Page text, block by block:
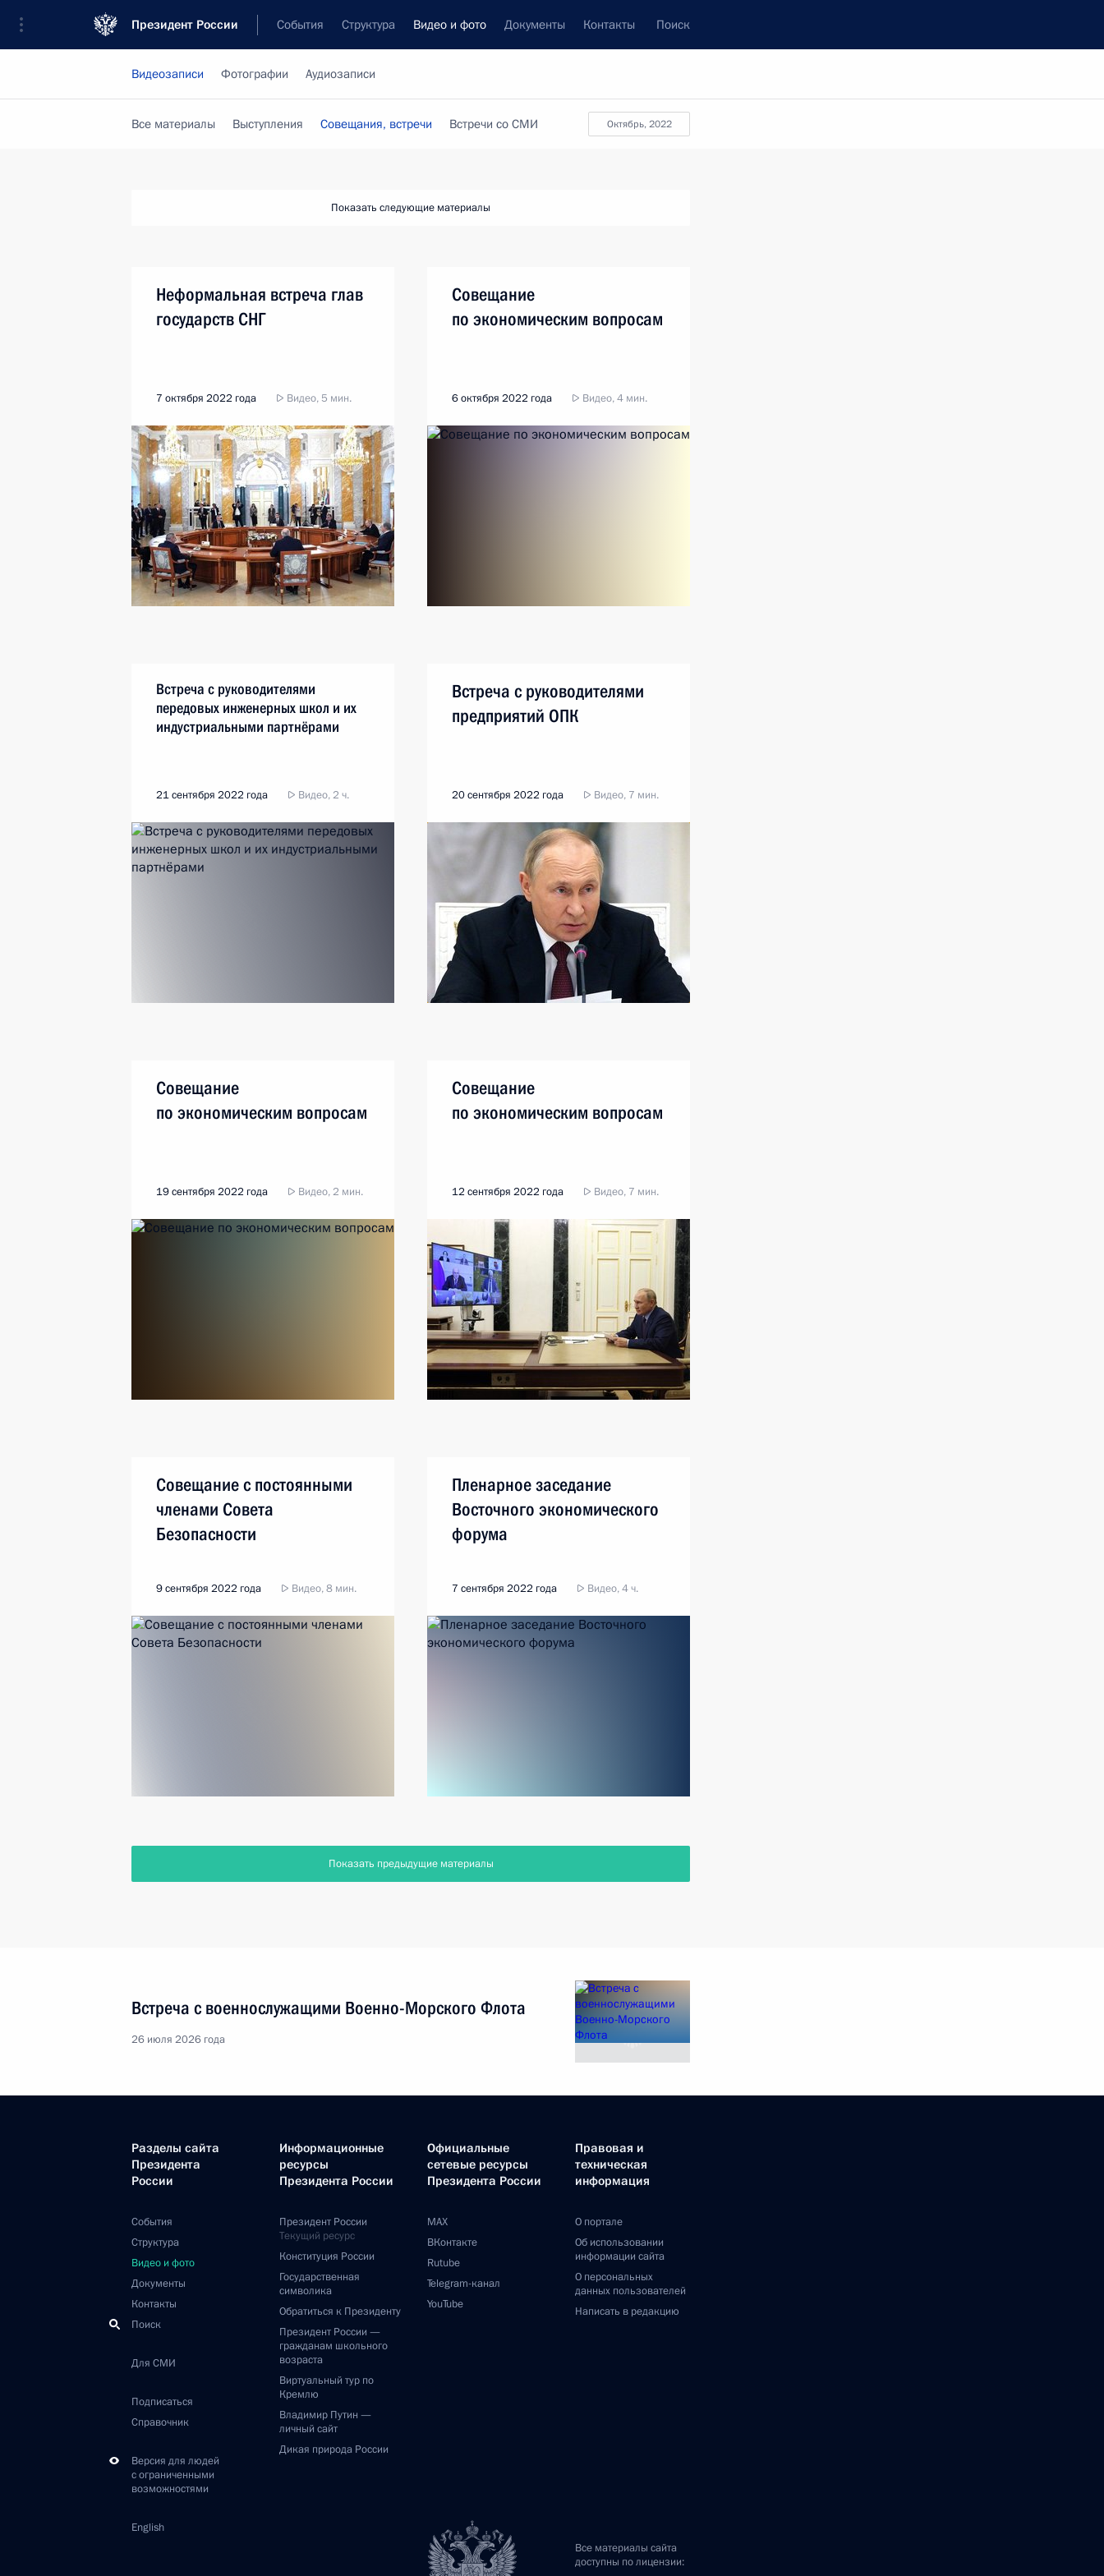
Президент России События Структура Видео и фото Документы Контакты Поиск
Видеозаписи Фотографии Аудиозаписи
октябрь, 2022
Все материалы Выступления Совещания, встречи Встречи со СМИ
Показать следующие материалы
Неформальная встреча глав
государств СНГ
7 октября 2022 года Видео, 5 мин.
Совещание
по экономическим вопросам
6 октября 2022 года Видео, 4 мин.
Встреча с руководителями
передовых инженерных школ и их
индустриальными партнёрами
21 сентября 2022 года Видео, 2 ч.
Встреча с руководителями
предприятий ОПК
20 сентября 2022 года Видео, 7 мин.
Совещание
по экономическим вопросам
19 сентября 2022 года Видео, 2 мин.
Совещание
по экономическим вопросам
12 сентября 2022 года Видео, 7 мин.
Совещание с постоянными
членами Совета
Безопасности
9 сентября 2022 года Видео, 8 мин.
Пленарное заседание
Восточного экономического
форума
7 сентября 2022 года Видео, 4 ч.
Показать предыдущие материалы
Встреча с военнослужащими Военно-Морского Флота
26 июля 2026 года
Разделы сайта
Президента
России
События
Структура
Видео и фото
Документы
Контакты
Поиск
Для СМИ
Подписаться
Справочник
Версия для людей
с ограниченными
возможностями
English
Информационные
ресурсы
Президента России
Президент России
Текущий ресурс
Конституция России
Государственная
символика
Обратиться к Президенту
Президент России —
гражданам школьного
возраста
Виртуальный тур по
Кремлю
Владимир Путин —
личный сайт
Дикая природа России
Официальные
сетевые ресурсы
Президента России
MAX
ВКонтакте
Rutube
Telegram-канал
YouTube
Правовая и
техническая
информация
О портале
Об использовании
информации сайта
О персональных
данных пользователей
Написать в редакцию
Все материалы сайта
доступны по лицензии: